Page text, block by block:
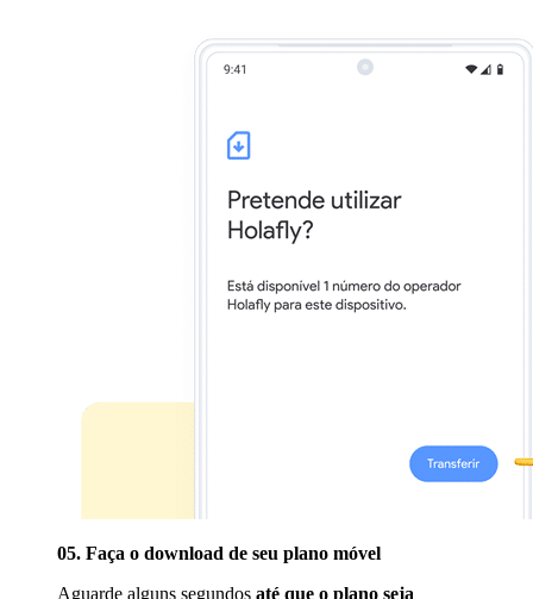
05. Faça o download de seu plano móvel
Aguarde alguns segundos até que o plano seja